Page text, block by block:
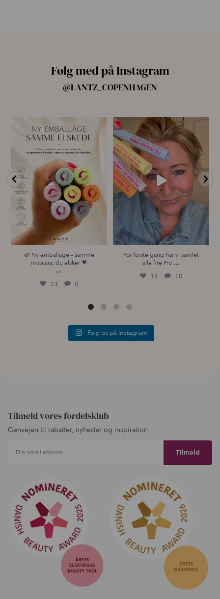
Følg med på Instagram
@LANTZ_COPENHAGEN
🌿 Ny emballage – samme
mascara, du elsker 💗
...
13
🌿 Ny emballage – samme
mascara, du elsker 💗
...
13 0
For første gang har vi samlet
alle fire Pro...
14
For første gang har vi samlet
alle fire Pro ...
14 10
Følg os på Instagram
Tilmeld vores fordelsklub
Genvejen til rabatter, nyheder og inspiration
Din email adresse